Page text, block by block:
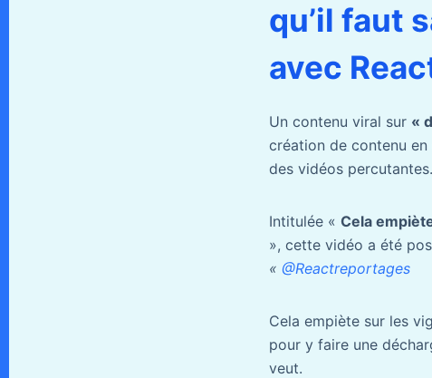
qu’il faut
avec
Un contenu viral sur «
création de contenu
des vidéos percutantes.
Intitulée « Cela
», cette vidéo a été
« @Reactreportages
Cela empiète sur les
pour y faire une
veut.